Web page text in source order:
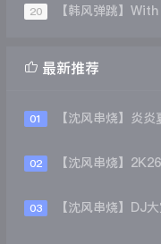
20 【韩风弹跳】
 最新推荐
01 【沈风串烧】炎
02
03